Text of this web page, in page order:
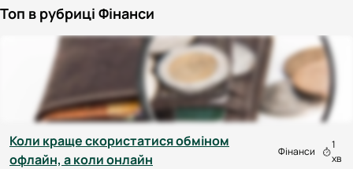
Топ в рубриці Фінанси
Коли краще скористатися обміном
офлайн, а коли онлайн
Фінанси
1
хв